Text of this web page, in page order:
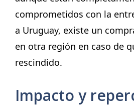
comprometidos con la
a Uruguay, existe un
en otra región en caso de
rescindido.
Impacto y